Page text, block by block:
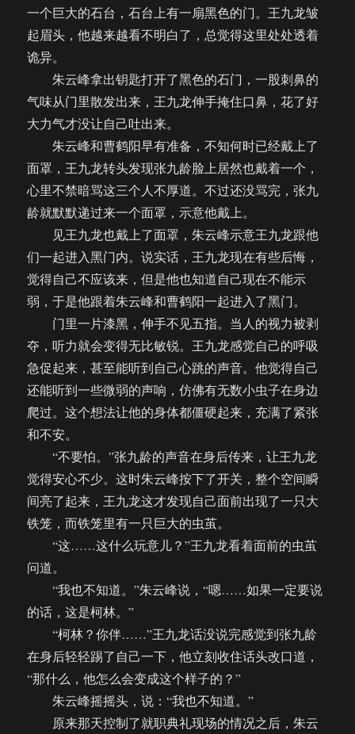
一个巨大的石台，石台上有一扇黑色的门。王九龙皱
起眉头，他越来越看不明白了，总觉得这里处处透着
诡异。
朱云峰拿出钥匙打开了黑色的石门，一股刺鼻的
气味从门里散发出来，王九龙伸手掩住口鼻，花了好
大力气才没让自己吐出来。
朱云峰和曹鹤阳早有准备，不知何时已经戴上了
面罩，王九龙转头发现张九龄脸上居然也戴着一个，
心里不禁暗骂这三个人不厚道。不过还没骂完，张九
龄就默默递过来一个面罩，示意他戴上。
见王九龙也戴上了面罩，朱云峰示意王九龙跟他
们一起进入黑门内。说实话，王九龙现在有些后悔，
觉得自己不应该来，但是他也知道自己现在不能示
弱，于是他跟着朱云峰和曹鹤阳一起进入了黑门。
门里一片漆黑，伸手不见五指。当人的视力被剥
夺，听力就会变得无比敏锐。王九龙感觉自己的呼吸
急促起来，甚至能听到自己心跳的声音。他觉得自己
还能听到一些微弱的声响，仿佛有无数小虫子在身边
爬过。这个想法让他的身体都僵硬起来，充满了紧张
和不安。
“不要怕。”张九龄的声音在身后传来，让王九龙
觉得安心不少。这时朱云峰按下了开关，整个空间瞬
间亮了起来，王九龙这才发现自己面前出现了一只大
铁笼，而铁笼里有一只巨大的虫茧。
“这……这什么玩意儿？”王九龙看着面前的虫茧
问道。
“我也不知道。”朱云峰说，“嗯……如果一定要说
的话，这是柯林。”
“柯林？你伴……”王九龙话没说完感觉到张九龄
在身后轻轻踢了自己一下，他立刻收住话头改口道，
“那什么，他怎么会变成这个样子的？”
朱云峰摇摇头，说：“我也不知道。”
原来那天控制了就职典礼现场的情况之后，朱云